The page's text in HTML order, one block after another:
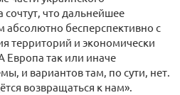
что дальнейшее
абсолютно бесперспективно с
территорий и экономически
Европа так или иначе
и вариантов там, по сути, нет.
возвращаться к нам».